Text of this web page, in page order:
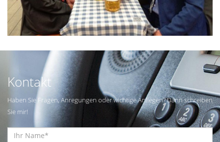
Kontakt
Haben Sie Fragen, Anregungen oder wichtige Anliegen? Dann schreiben
Sie mir!